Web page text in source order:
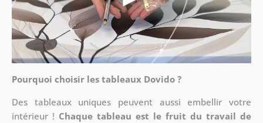
Pourquoi choisir les tableaux Dovido ?
Des tableaux uniques peuvent aussi embellir votre
intérieur ! Chaque tableau est le fruit du travail de